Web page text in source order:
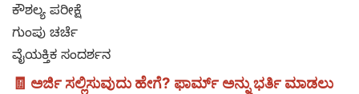
ಕೌಶಲ್ಯ ಪರೀಕ್ಷೆ
ಗುಂಪು ಚರ್ಚೆ
ವೈಯಕ್ತಿಕ ಸಂದರ್ಶನ
🧾 ಅರ್ಜಿ ಸಲ್ಲಿಸುವುದು ಹೇಗೆ? ಫಾರ್ಮ್ ಅನ್ನು ಭರ್ತಿ ಮಾಡಲು